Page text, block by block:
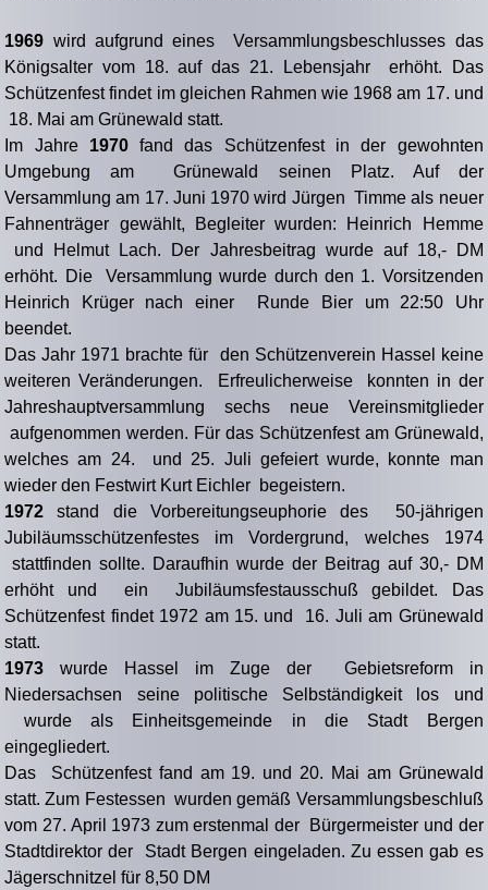
1969 wird aufgrund eines Versammlungsbeschlusses das
Königsalter vom 18. auf das 21. Lebensjahr erhöht. Das
Schützenfest findet im gleichen Rahmen wie 1968 am 17. und
18. Mai am Grünewald statt.
Im Jahre 1970fand das Schützenfest in der gewohnten
Umgebung am Grünewald seinen Platz. Auf der
Versammlung am 17. Juni 1970 wird Jürgen Timme als neuer
Fahnenträger gewählt, Begleiter wurden: Heinrich Hemme
und Helmut Lach. Der Jahresbeitrag wurde auf 18,- DM
erhöht. Die Versammlung wurde durch den 1. Vorsitzenden
Heinrich Krüger nach einer Runde Bier um 22:50 Uhr
beendet.
Das Jahr 1971 brachte für den Schützenverein Hassel keine
weiteren Veränderungen. Erfreulicherweise konnten in der
Jahreshauptversammlung sechs neue Vereinsmitglieder
aufgenommen werden. Für das Schützenfest am Grünewald,
welches am 24. und 25. Juli gefeiert wurde, konnte man
wieder den Festwirt Kurt Eichler begeistern.
1972stand die Vorbereitungseuphorie des 50-jährigen
Jubiläumsschützenfestes im Vordergrund, welches 1974
stattfinden sollte. Daraufhin wurde der Beitrag auf 30,- DM
erhöht und ein Jubiläumsfestausschuß gebildet. Das
Schützenfest findet 1972 am 15. und 16. Juli am Grünewald
statt.
1973 wurde Hassel im Zuge der Gebietsreform in
Niedersachsen seine politische Selbständigkeit los und
wurde als Einheitsgemeinde in die Stadt Bergen
eingegliedert.
Das Schützenfest fand am 19. und 20. Mai am Grünewald
statt. Zum Festessen wurden gemäß Versammlungsbeschluß
vom 27. April 1973 zum erstenmal der Bürgermeister und der
Stadtdirektor der Stadt Bergen eingeladen. Zu essen gab es
Jägerschnitzel für 8,50 DM